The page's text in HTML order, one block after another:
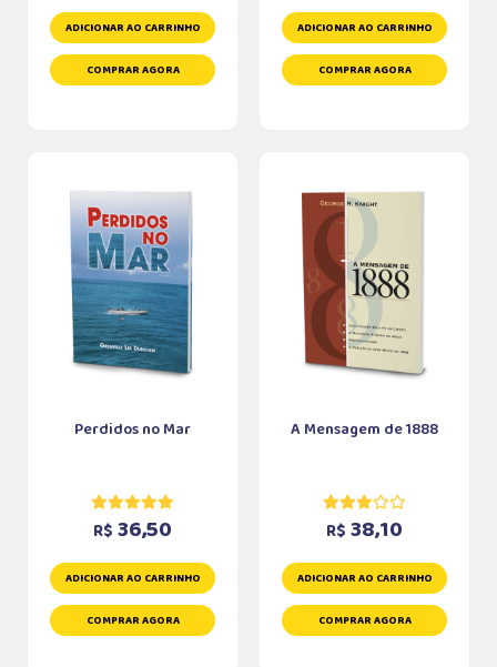
ADICIONAR AO CARRINHO
COMPRAR AGORA
ADICIONAR AO CARRINHO
COMPRAR AGORA
Perdidos no Mar
R$ 36,50
ADICIONAR AO CARRINHO
COMPRAR AGORA
A Mensagem de 1888
R$ 38,10
ADICIONAR AO CARRINHO
COMPRAR AGORA